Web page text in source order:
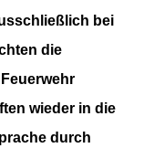
bei
die
wieder in die
durch